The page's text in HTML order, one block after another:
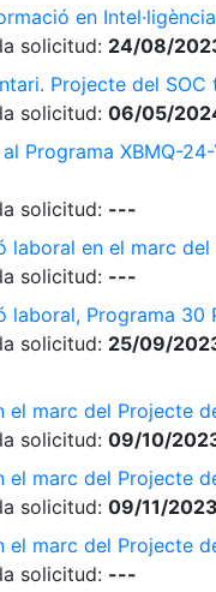
en
solicitud: 24/08/
Projecte del
solicitud: 06/05/
Programa XBMQ-
solicitud: ---
laboral en el marc
solicitud: ---
laboral, Programa 30
solicitud: 25/09/
marc del Projecte
solicitud: 09/10/
marc del Projecte
solicitud: 09/11/
el marc del Projecte
solicitud: ---